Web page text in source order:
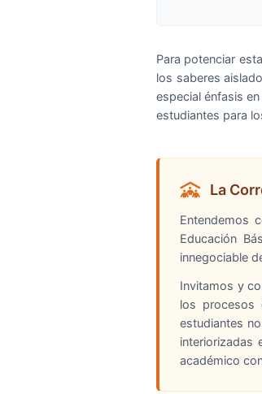
Para potenciar
los saberes
especial énfasis
estudiantes para
La
Entendemos
Educación
innegociable
Invitamos y
los procesos
estudiantes
interiorizadas
académico